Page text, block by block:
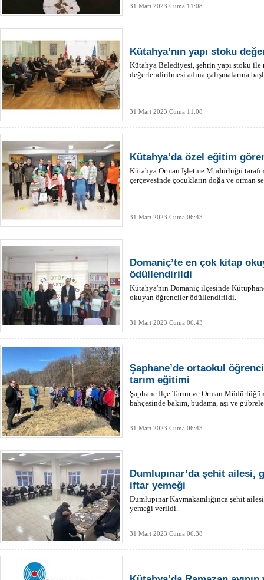
31 Mart 2023 Cuma 11:08
Kütahya’nın yapı stoku
Kütahya Belediyesi, şehrin yapı stoku ile
değerlendirilmesi adına çalışmalarına
31 Mart 2023 Cuma 11:08
Kütahya’da özel eğitim
Kütahya Orman İşletme Müdürlüğü
çerçevesinde çocukların doğa ve orman
31 Mart 2023 Cuma 06:43
Domaniç’te en çok kitap
ödüllendirildi
Kütahya'nın Domaniç ilçesinde
okuyan öğrenciler ödüllendirildi.
31 Mart 2023 Cuma 06:43
Şaphane’de ortaokul
tarım eğitimi
Şaphane İlçe Tarım ve Orman
bahçesinde bakım, budama, aşı ve
31 Mart 2023 Cuma 06:43
Dumlupınar’da şehit ailesi,
iftar yemeği
Dumlupınar Kaymakamlığınca şehit
yemeği verildi.
31 Mart 2023 Cuma 06:38